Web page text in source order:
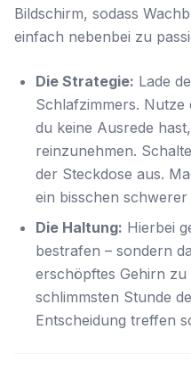
Bildschirm, sodass
einfach nebenbei zu
Die Strategie: Lade
Schlafzimmers. Nutze
du keine Ausrede
reinzunehmen.
der Steckdose aus.
ein bisschen
Die Haltung: Hierbei
bestrafen – sondern
erschöpftes Gehirn
schlimmsten Stunde
Entscheidung treffen